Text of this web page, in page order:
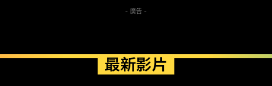
- 廣告 -
最新影片